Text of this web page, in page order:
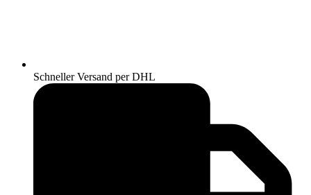
Schneller Versand per DHL